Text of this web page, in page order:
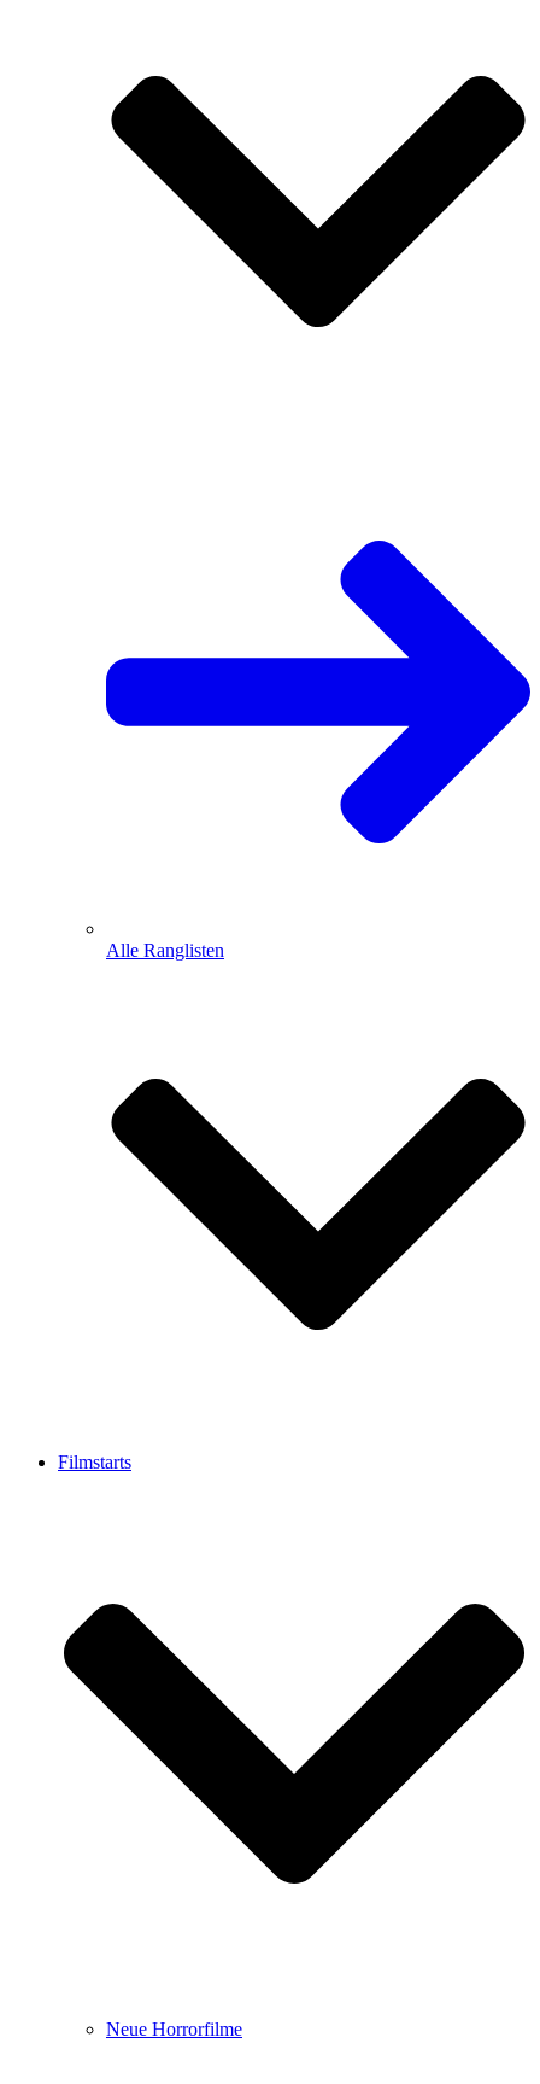
Alle Ranglisten
Filmstarts
Neue Horrorfilme